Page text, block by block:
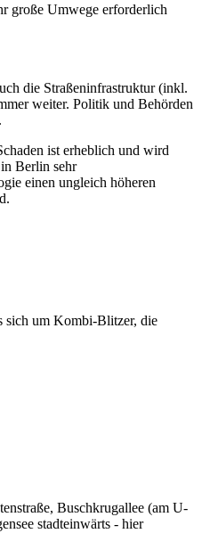
große Umwege erforderlich
die Straßeninfrastruktur (inkl.
weiter. Politik und Behörden
ist erheblich und wird
Berlin sehr
einen ungleich höheren
sich um Kombi-Blitzer, die
Buschkrugallee (am U-
stadteinwärts - hier